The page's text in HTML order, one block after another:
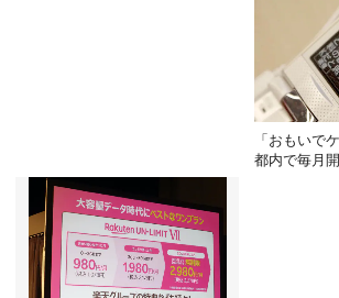
「おもいで
都内で毎月